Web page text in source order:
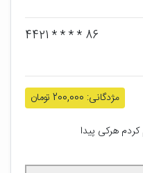
86 * * * * 4421
مژدگانی: 200,000 تومان